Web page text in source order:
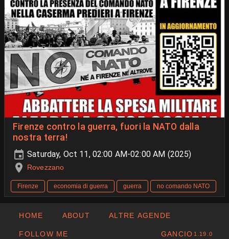
Firenze contro la guerra, fuori la NATO dalla
nostra terra!
Saturday, Oct 11, 02:00 AM-02:00 AM (2025)
Rovezzano
Firenze economia di guerra guerra no comando NATO
HOME ABOUT ALTRE AGENDE
FOLLOW ME GANCIO 1.19.0